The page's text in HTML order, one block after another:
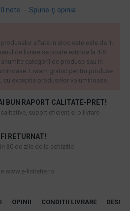
note. - Spune-ţi opinia
BUN RAPORT CALITATE-PRET!
suport eficient si o livrare
RETURNAT!
30 de zile de la achizitie
www.e-licitatie.ro
produselor aflate in stoc este este de 1-
de livrare se poate extinde la 4-5
categorii de produse sau in
Livram gratuit pentru produse
cu exceptia produselor voluminoase.
OPINII CONDITII LIVRARE